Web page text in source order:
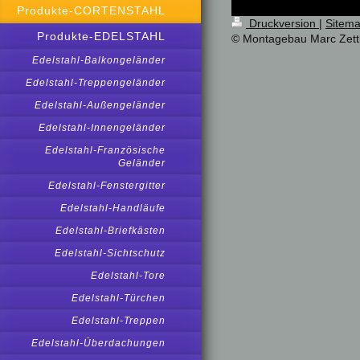
Produkte-CORTENSTAHL
Produkte-EDELSTAHL
Edelstahl-Balkongeländer
Edelstahl-Treppengeländer
Edelstahl-Außengeländer
Edelstahl-Innengeländer
Edelstahl-Französische
Geländer
Edelstahl-Fenstergitter
Edelstahl-Handläufe
Edelstahl-Briefkästen
Edelstahl-Sichtschutz
Edelstahl-Tore
Edelstahl-Türchen
Edelstahl-Treppen
Edelstahl-Überdachungen
Druckversion |
© Montagebau Marc